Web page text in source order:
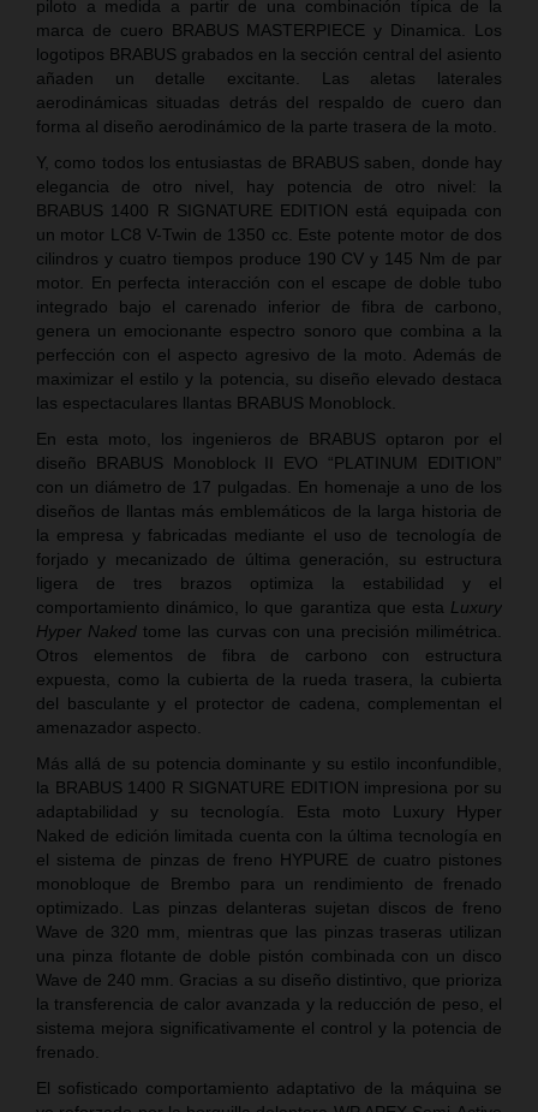
piloto a medida a partir de una combinación típica de la
marca de cuero BRABUS MASTERPIECE y Dinamica. Los
logotipos BRABUS grabados en la sección central del asiento
añaden un detalle excitante. Las aletas laterales
aerodinámicas situadas detrás del respaldo de cuero dan
forma al diseño aerodinámico de la parte trasera de la moto.
Y, como todos los entusiastas de BRABUS saben, donde hay
elegancia de otro nivel, hay potencia de otro nivel: la
BRABUS 1400 R SIGNATURE EDITION está equipada con
un motor LC8 V-Twin de 1350 cc. Este potente motor de dos
cilindros y cuatro tiempos produce 190 CV y 145 Nm de par
motor. En perfecta interacción con el escape de doble tubo
integrado bajo el carenado inferior de fibra de carbono,
genera un emocionante espectro sonoro que combina a la
perfección con el aspecto agresivo de la moto. Además de
maximizar el estilo y la potencia, su diseño elevado destaca
las espectaculares llantas BRABUS Monoblock.
En esta moto, los ingenieros de BRABUS optaron por el
diseño BRABUS Monoblock II EVO “PLATINUM EDITION”
con un diámetro de 17 pulgadas. En homenaje a uno de los
diseños de llantas más emblemáticos de la larga historia de
la empresa y fabricadas mediante el uso de tecnología de
forjado y mecanizado de última generación, su estructura
ligera de tres brazos optimiza la estabilidad y el
comportamiento dinámico, lo que garantiza que esta Luxury
Hyper Naked tome las curvas con una precisión milimétrica.
Otros elementos de fibra de carbono con estructura
expuesta, como la cubierta de la rueda trasera, la cubierta
del basculante y el protector de cadena, complementan el
amenazador aspecto.
Más allá de su potencia dominante y su estilo inconfundible,
la BRABUS 1400 R SIGNATURE EDITION impresiona por su
adaptabilidad y su tecnología. Esta moto Luxury Hyper
Naked de edición limitada cuenta con la última tecnología en
el sistema de pinzas de freno HYPURE de cuatro pistones
monobloque de Brembo para un rendimiento de frenado
optimizado. Las pinzas delanteras sujetan discos de freno
Wave de 320 mm, mientras que las pinzas traseras utilizan
una pinza flotante de doble pistón combinada con un disco
Wave de 240 mm. Gracias a su diseño distintivo, que prioriza
la transferencia de calor avanzada y la reducción de peso, el
sistema mejora significativamente el control y la potencia de
frenado.
El sofisticado comportamiento adaptativo de la máquina se